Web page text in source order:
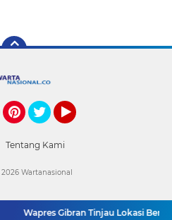
Tentang Kami
Wapres Gibran Tinjau Lokasi
2026 Wartanasional